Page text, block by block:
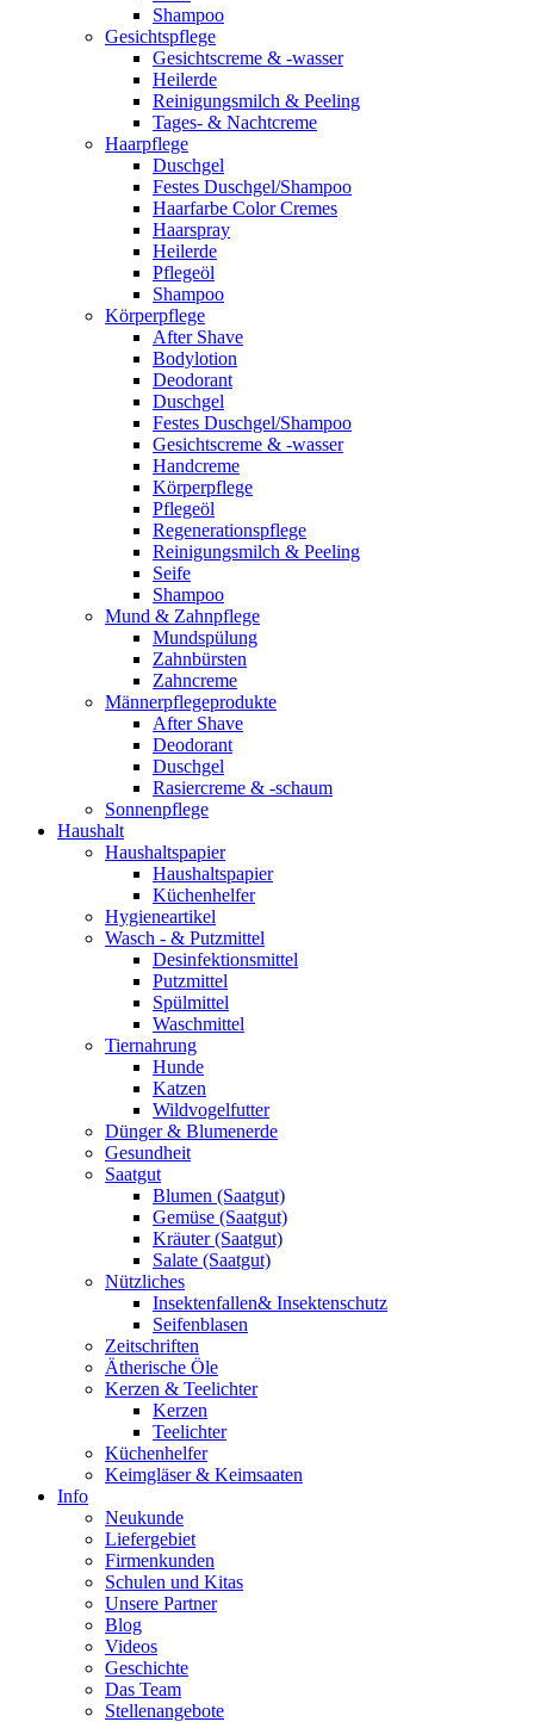
Shampoo
Gesichtspflege
Gesichtscreme & -wasser
Heilerde
Reinigungsmilch & Peeling
Tages- & Nachtcreme
Haarpflege
Duschgel
Festes Duschgel/Shampoo
Haarfarbe Color Cremes
Haarspray
Heilerde
Pflegeöl
Shampoo
Körperpflege
After Shave
Bodylotion
Deodorant
Duschgel
Festes Duschgel/Shampoo
Gesichtscreme & -wasser
Handcreme
Körperpflege
Pflegeöl
Regenerationspflege
Reinigungsmilch & Peeling
Seife
Shampoo
Mund & Zahnpflege
Mundspülung
Zahnbürsten
Zahncreme
Männerpflegeprodukte
After Shave
Deodorant
Duschgel
Rasiercreme & -schaum
Sonnenpflege
Haushalt
Haushaltspapier
Haushaltspapier
Küchenhelfer
Hygieneartikel
Wasch - & Putzmittel
Desinfektionsmittel
Putzmittel
Spülmittel
Waschmittel
Tiernahrung
Hunde
Katzen
Wildvogelfutter
Dünger & Blumenerde
Gesundheit
Saatgut
Blumen (Saatgut)
Gemüse (Saatgut)
Kräuter (Saatgut)
Salate (Saatgut)
Nützliches
Insektenfallen& Insektenschutz
Seifenblasen
Zeitschriften
Ätherische Öle
Kerzen & Teelichter
Kerzen
Teelichter
Küchenhelfer
Keimgläser & Keimsaaten
Info
Neukunde
Liefergebiet
Firmenkunden
Schulen und Kitas
Unsere Partner
Blog
Videos
Geschichte
Das Team
Stellenangebote